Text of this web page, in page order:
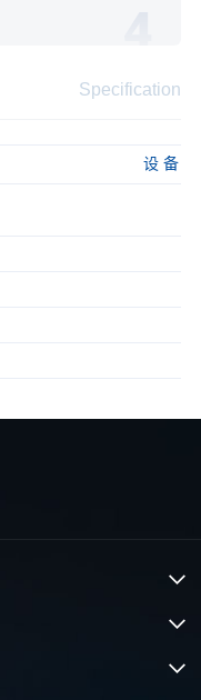
4
Specification
设 备